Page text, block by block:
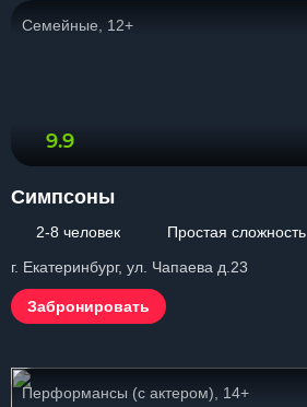
Семейные, 12+
9.9
Симпсоны
2-8 человек
Простая сложность
г. Екатеринбург, ул. Чапаева д.23
Забронировать
Перформансы (с актером), 14+